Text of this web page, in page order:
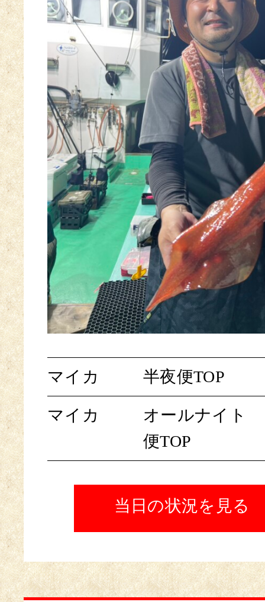
マイカ 半夜便TOP
マイカ
オールナイト
便TOP
当日の状況を見る